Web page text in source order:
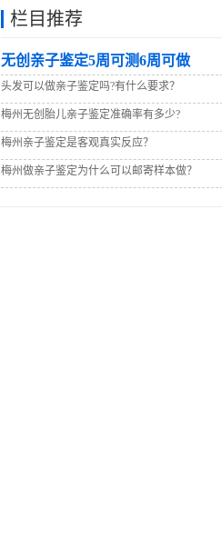
栏目推荐
无创亲子鉴定5周可测6周可做
头发可以做亲子鉴定吗?有什么要求？
梅州无创胎儿亲子鉴定准确率有多少?
梅州亲子鉴定是客观真实反应？
梅州做亲子鉴定为什么可以邮寄样本做？